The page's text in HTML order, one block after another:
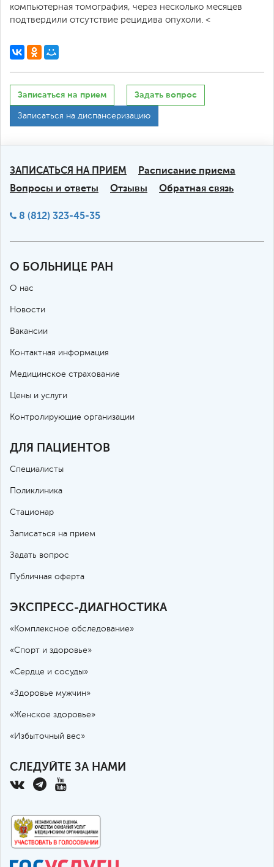
компьютерная томография, через несколько месяцев
подтвердили отсутствие рецидива опухоли. <
Записаться на прием Задать вопрос
Записаться на диспансеризацию
ЗАПИСАТЬСЯ НА ПРИЕМ
Расписание приема
Вопросы и ответы
Отзывы Обратная связь
8 (812) 323-45-35
О БОЛЬНИЦЕ РАН
О нас
Новости
Вакансии
Контактная информация
Медицинское страхование
Цены и услуги
Контролирующие организации
ДЛЯ ПАЦИЕНТОВ
Специалисты
Поликлиника
Стационар
Записаться на прием
Задать вопрос
Публичная оферта
ЭКСПРЕСС-ДИАГНОСТИКА
«Комплексное обследование»
«Спорт и здоровье»
«Сердце и сосуды»
«Здоровье мужчин»
«Женское здоровье»
«Избыточный вес»
СЛЕДУЙТЕ ЗА НАМИ